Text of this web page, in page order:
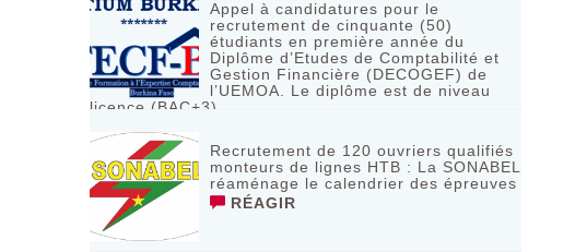
Appel à candidatures pour le
recrutement de cinquante (50)
étudiants en première année du
Diplôme d’Etudes de Comptabilité et
Gestion Financière (DECOGEF) de
l’UEMOA. Le diplôme est de niveau
licence (BAC+3)
Recrutement de 120 ouvriers qualifiés
monteurs de lignes HTB : La SONABEL
réaménage le calendrier des épreuves
RÉAGIR